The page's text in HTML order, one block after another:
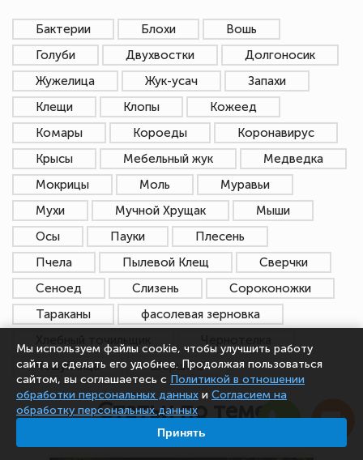
Бактерии Блохи
Вошь
Голуби
Двухвостки
Долгоносик
Жужелица
Жук-усач
Запахи
Клещи
Клопы
Кожеед
Комары
Короеды
Коронавирус
Крысы
Мебельный жук
Медведка
Мокрицы
Моль
Муравьи
Мухи
Мучной Хрущак
Мыши
Осы
Пауки
Плесень
Пчела
Пылевой Клещ
Сверчки
Сеноед
Слизень
Сороконожки
Тараканы
фасолевая зерновка
Чешуйница
Шершень
Статьи по теме
Мы используем файлы cookie, чтобы улучшить работу
сайта и сделать его удобнее. Продолжая пользоваться
сайтом, вы соглашаетесь с Политикой в отношении
обработки персональных данных и Согласием на
обработку персональных данных
Принять